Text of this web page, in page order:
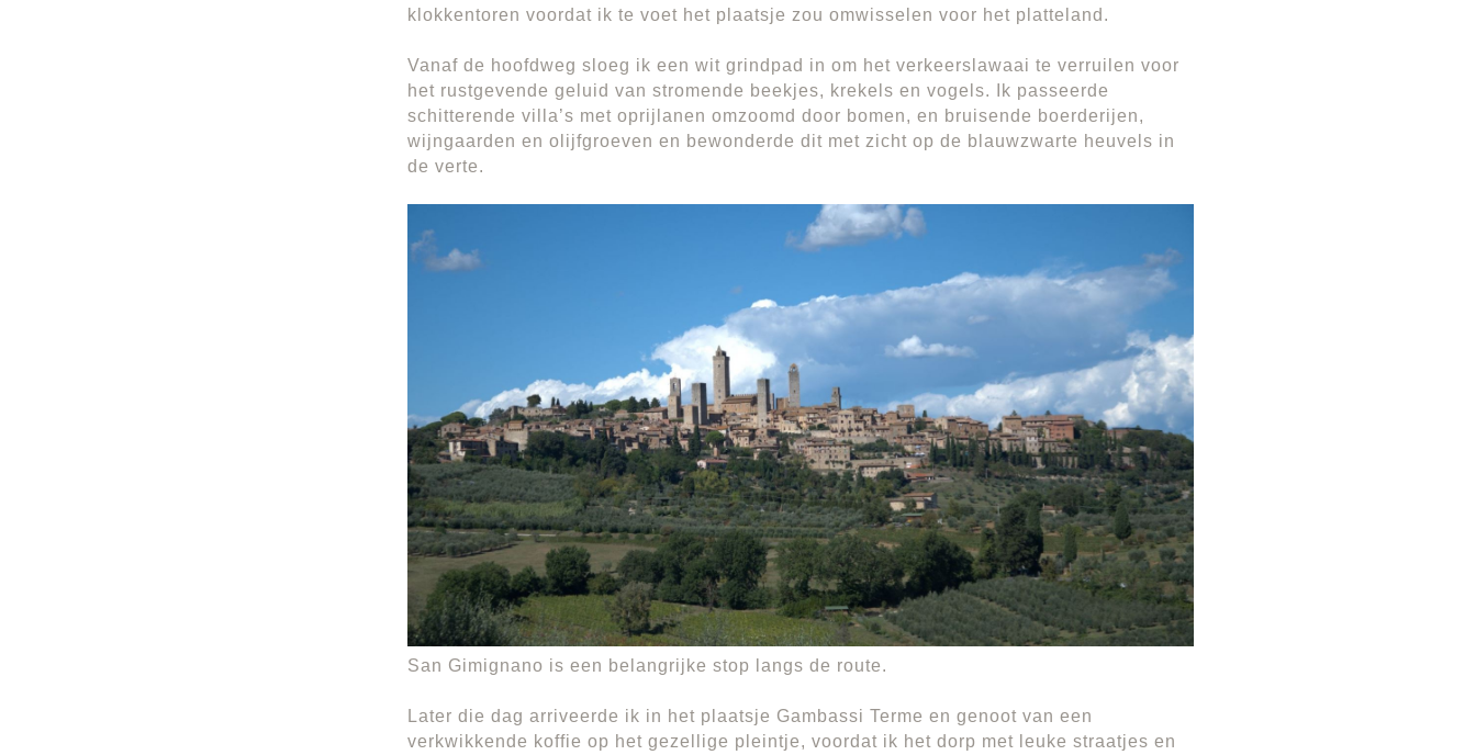
klokkentoren voordat ik te voet het plaatsje zou omwisselen voor het platteland.
Vanaf de hoofdweg sloeg ik een wit grindpad in om het verkeerslawaai te verruilen voor
het rustgevende geluid van stromende beekjes, krekels en vogels. Ik passeerde
schitterende villa’s met oprijlanen omzoomd door bomen, en bruisende boerderijen,
wijngaarden en olijfgroeven en bewonderde dit met zicht op de blauwzwarte heuvels in
de verte.
San Gimignano is een belangrijke stop langs de route.
Later die dag arriveerde ik in het plaatsje Gambassi Terme en genoot van een
verkwikkende koffie op het gezellige pleintje, voordat ik het dorp met leuke straatjes en